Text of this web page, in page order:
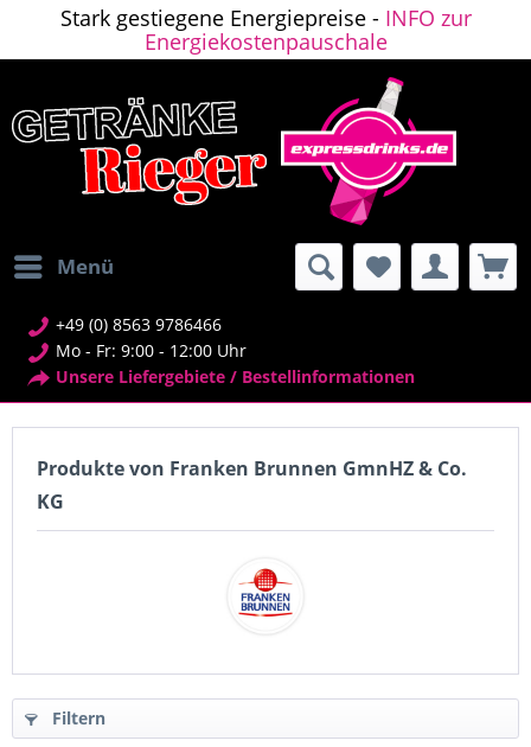
Stark gestiegene Energiepreise - INFO zur
Energiekostenpauschale
Menü
+49 (0) 8563 9786466
Mo - Fr: 9:00 - 12:00 Uhr
Unsere Liefergebiete / Bestellinformationen
Produkte von Franken Brunnen GmnHZ & Co.
KG
Filtern